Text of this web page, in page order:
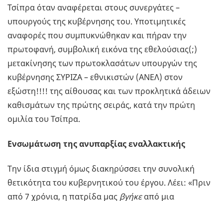
Τσίπρα όταν αναφέρεται στους συνεργάτες –
υπουργούς της κυβέρνησης του. Υποτιμητικές
αναφορές που συμπυκνώθηκαν και πήραν την
πρωτοφανή, συμβολική εικόνα της εθελούσιας(;)
μετακίνησης των πρωτοκλασάτων υπουργών της
κυβέρνησης ΣΥΡΙΖΑ – εθνικιστών (ΑΝΕΛ) στον
εξώστη!!!! της αίθουσας και των προκλητικά άδειων
καθισμάτων της πρώτης σειράς, κατά την πρώτη
ομιλία του Τσίπρα.
Ενσωμάτωση της ανυπαρξίας εναλλακτικής
Την ίδια στιγμή όμως διακηρύσσει την συνολική
θετικότητα του κυβερνητικού του έργου. Λέει: «Πριν
από 7 χρόνια, η πατρίδα μας βγήκεαπό μια